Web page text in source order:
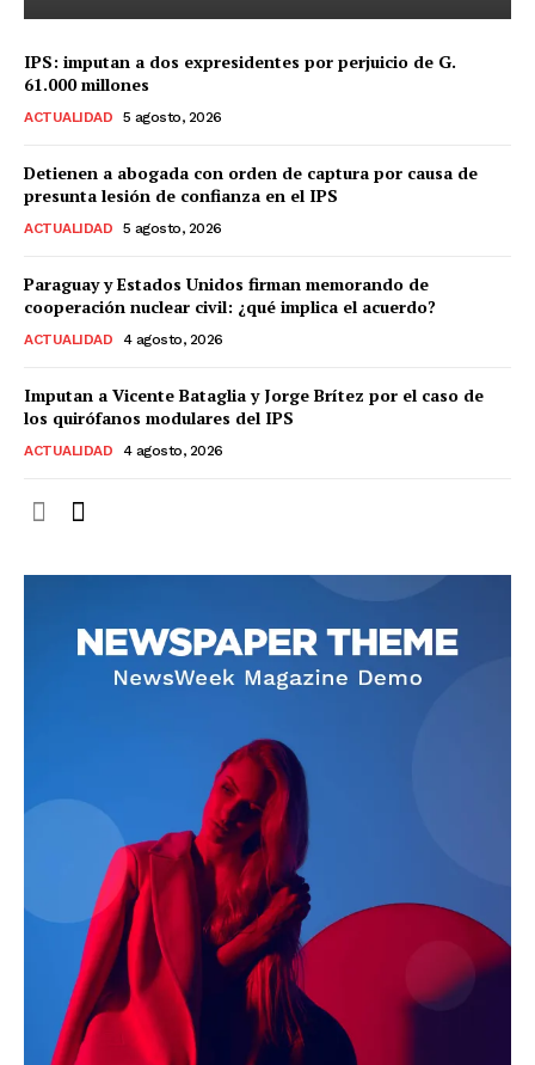
IPS: imputan a dos expresidentes por perjuicio de G.
61.000 millones
ACTUALIDAD 5 agosto, 2026
Detienen a abogada con orden de captura por causa de
presunta lesión de confianza en el IPS
ACTUALIDAD 5 agosto, 2026
Paraguay y Estados Unidos firman memorando de
cooperación nuclear civil: ¿qué implica el acuerdo?
ACTUALIDAD 4 agosto, 2026
Imputan a Vicente Bataglia y Jorge Brítez por el caso de
los quirófanos modulares del IPS
ACTUALIDAD 4 agosto, 2026